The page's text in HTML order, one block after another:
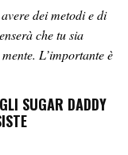
dei metodi e di
che tu sia
L’importante è
SUGAR DADDY